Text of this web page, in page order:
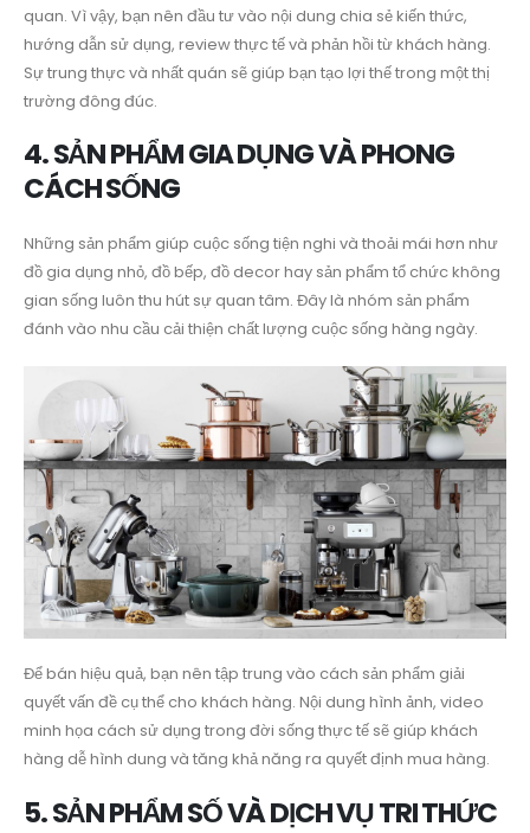
quan. Vì vậy, bạn nên đầu tư vào nội dung chia sẻ kiến thức,
hướng dẫn sử dụng, review thực tế và phản hồi từ khách hàng.
Sự trung thực và nhất quán sẽ giúp bạn tạo lợi thế trong một thị
trường đông đúc.
4. SẢN PHẨM GIA DỤNG VÀ PHONG
CÁCH SỐNG
Những sản phẩm giúp cuộc sống tiện nghi và thoải mái hơn như
đồ gia dụng nhỏ, đồ bếp, đồ decor hay sản phẩm tổ chức không
gian sống luôn thu hút sự quan tâm. Đây là nhóm sản phẩm
đánh vào nhu cầu cải thiện chất lượng cuộc sống hàng ngày.
Để bán hiệu quả, bạn nên tập trung vào cách sản phẩm giải
quyết vấn đề cụ thể cho khách hàng. Nội dung hình ảnh, video
minh họa cách sử dụng trong đời sống thực tế sẽ giúp khách
hàng dễ hình dung và tăng khả năng ra quyết định mua hàng.
5. SẢN PHẨM SỐ VÀ DỊCH VỤ TRI THỨC